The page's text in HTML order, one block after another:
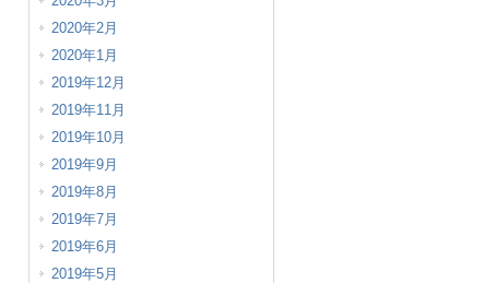
2020年2月
2020年1月
2019年12月
2019年11月
2019年10月
2019年9月
2019年8月
2019年7月
2019年6月
2019年5月